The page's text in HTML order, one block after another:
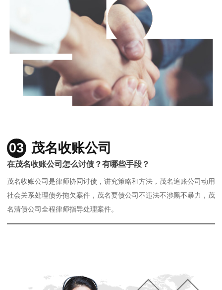
03 茂名收账公司
在茂名收账公司怎么讨债？有哪些手段？
茂名收账公司是律师协同讨债，讲究策略和方法，茂名追账公司动用
社会关系处理债务拖欠案件，茂名要债公司不违法不涉黑不暴力，茂
名清债公司全程律师指导处理案件。